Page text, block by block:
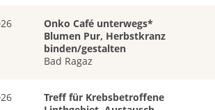
Onko Café unterwegs*
Blumen Pur, Herbstkranz
binden/gestalten
Bad Ragaz
Treff für Krebsbetroffene